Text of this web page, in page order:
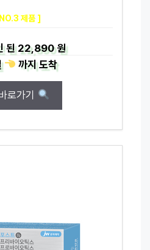
NO.3 제품 ]
된22,890 원
까지도착
로가기